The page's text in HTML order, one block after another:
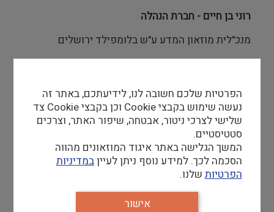
רוני בן חיים - חברת הנהלה
מנכ"לית מוזאון המדע ע"ש בלומפילד ירושלים
אורה פיקל צברי - חברת הנהלה
מנהלת מוזאון חצר הישוב הישוב הישן
רחל בונפיל - חברת הנהלה
אוצרת, מוזאון ארץ ישראל
יעל אשל - חברת הנהלה
אוצרת המחלקה לאפריקה ואוקיאניה
הפרטיות שלכם חשובה לנו, לידיעתכם, באתר זה
נעשה שימוש בקבצי Cookie וכן בקבצי Cookie צד
שלישי לצרכי ניטור, אבטחה, שיפור האתר, וצרכים
סטטיסטיים.
המשך הגלישה באתר איגוד המוזאונים מהווה
הסכמה לכך. למידע נוסף ניתן לעייןבמדיניות
הפרטיותשלנו.
אישור